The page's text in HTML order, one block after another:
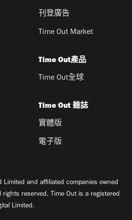
刊登廣告
Time Out Market
Time Out產品
Time Out全球
Time Out 雜誌
實體版
電子版
and affiliated companies owned
rights reserved. Time Out is a registered
Limited.